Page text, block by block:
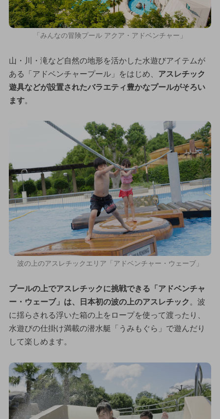
「みんなの冒険プール アクア・アドベンチャー」
山・川・滝など自然の地形を活かした水遊びアイテムが
ある「アドベンチャープール」をはじめ、 アスレチック
遊具などが設置されたバラエティ豊かなプールがそろい
ます。
波の上のアスレチックエリア「アドベンチャー・ウェーブ」
プールの上でアスレチックに挑戦できる「アドベンチャ
ー・ウェーブ」は、日本初の波の上のアスレチック 。波
に揺らされる浮いた箱の上をロープを使って渡ったり、
水遊びの仕掛け満載の潜水艇「うみもぐら」で遊んだり
して楽しめます。